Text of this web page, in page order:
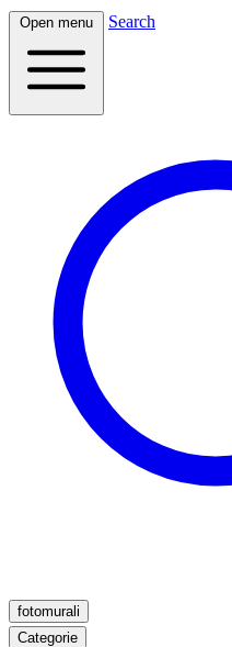
Open menu Search
fotomurali
Categorie